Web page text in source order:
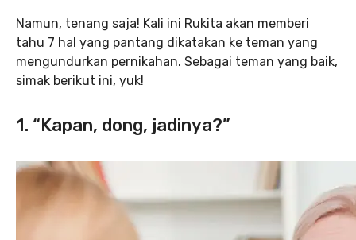
Namun, tenang saja! Kali ini Rukita akan memberi
tahu 7 hal yang pantang dikatakan ke teman yang
mengundurkan pernikahan. Sebagai teman yang baik,
simak berikut ini, yuk!
1. “Kapan, dong, jadinya?”